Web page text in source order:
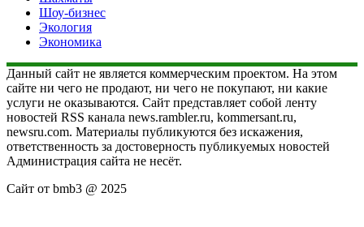
Шоу-бизнес
Экология
Экономика
Данный сайт не является коммерческим проектом. На этом
сайте ни чего не продают, ни чего не покупают, ни какие
услуги не оказываются. Сайт представляет собой ленту
новостей RSS канала news.rambler.ru, kommersant.ru,
newsru.com. Материалы публикуются без искажения,
ответственность за достоверность публикуемых новостей
Администрация сайта не несёт.
Сайт от bmb3 @ 2025